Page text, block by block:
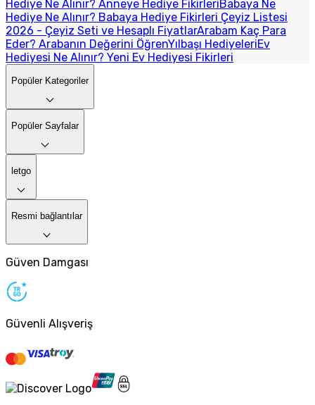
Hediye Ne Alınır? Anneye Hediye FikirleriBabaya Ne
Hediye Ne Alınır? Babaya Hediye Fikirleri Çeyiz Listesi
2026 - Çeyiz Seti ve Hesaplı FiyatlarArabam Kaç Para
Eder? Arabanın Değerini ÖğrenYılbaşı HediyeleriEv
Hediyesi Ne Alınır? Yeni Ev Hediyesi Fikirleri
Popüler Kategoriler
Popüler Sayfalar
letgo
Resmi bağlantılar
Güven Damgası
Güvenli Alışveriş